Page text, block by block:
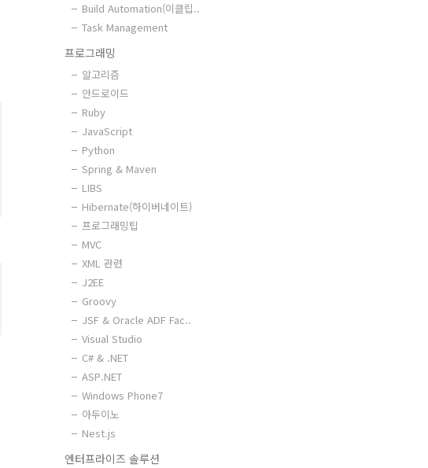
Build Automation(이클립..
Task Management
프로그래밍
알고리즘
안드로이드
Ruby
JavaScript
Python
Spring & Maven
LIBS
Hibernate(하이버네이트)
프로그래밍팁
MVC
XML 관련
J2EE
Groovy
JSF & Oracle ADF Fac..
Visual Studio
C# & .NET
ASP.NET
Windows Phone7
아두이노
Nest.js
엔터프라이즈 솔루션